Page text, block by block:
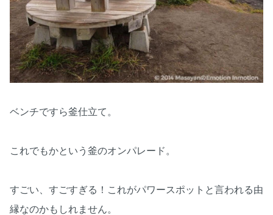
ベンチですら釜仕立て。
これでもかという釜のオンパレード。
すごい、すごすぎる！これがパワースポットと言われる由
縁なのかもしれません。